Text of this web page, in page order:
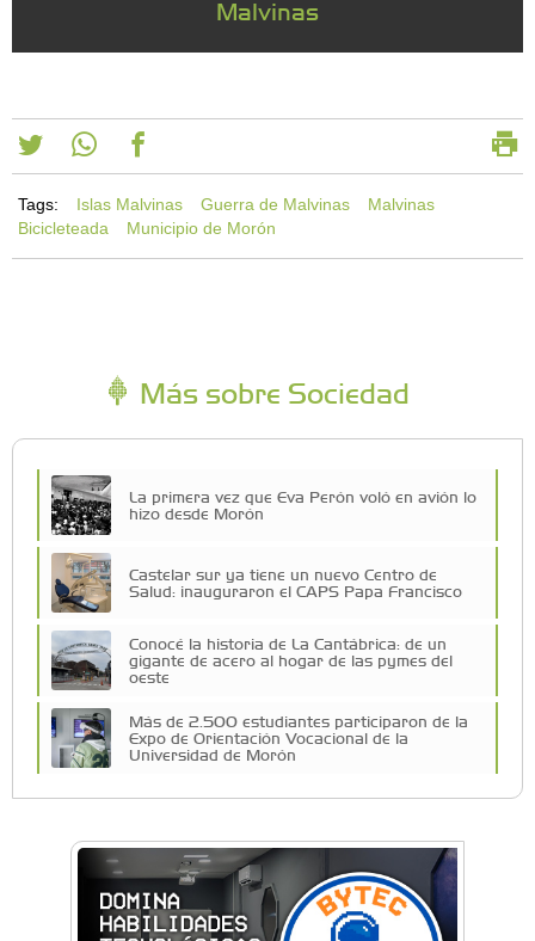
Malvinas
Tags: Islas Malvinas Guerra de Malvinas
Malvinas
Bicicleteada
Municipio de Morón
Más sobre Sociedad
La primera vez que Eva Perón voló en avión lo
hizo desde Morón
Castelar sur ya tiene un nuevo Centro de
Salud: inauguraron el CAPS Papa Francisco
Conocé la historia de La Cantábrica: de un
gigante de acero al hogar de las pymes del
oeste
Más de 2.500 estudiantes participaron de la
Expo de Orientación Vocacional de la
Universidad de Morón
De Castelar a Júpiter: Conocé la historia del
vecino que mapeó la luna hacia la que viaja
Castelar Digital